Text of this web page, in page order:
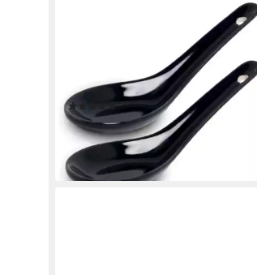
Suppenlöffel White and black Series
ASIATICA, Porzellan-Löffel-Set Asien
/ Ramen, 13 cm - Reis-Löffel -
Suppen-Löffel, Servier-Löffel -
Spoon-Set(2)
8,88 €
lieferbar - in 5-6 Werktagen bei dir
+5